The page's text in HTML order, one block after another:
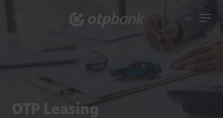
ru
OTP Leasing